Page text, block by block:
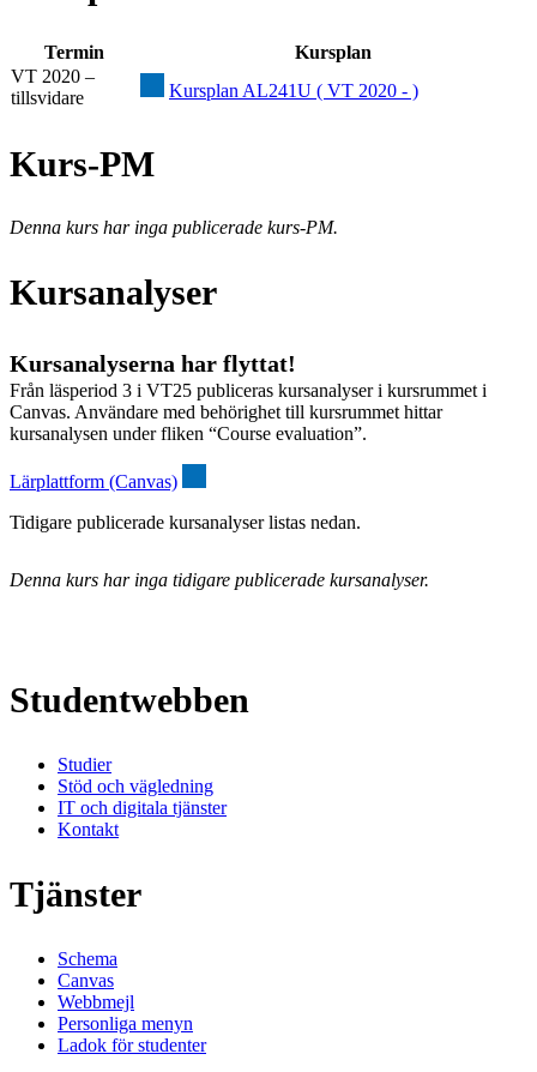
Termin
Kursplan
VT 2020 –
tillsvidare
Kursplan AL241U ( VT 2020 - )
Kurs-PM
Denna kurs har inga publicerade kurs-PM.
Kursanalyser
Kursanalyserna har flyttat!
Från läsperiod 3 i VT25 publiceras kursanalyser i kursrummet i
Canvas. Användare med behörighet till kursrummet hittar
kursanalysen under fliken “Course evaluation”.
Lärplattform (Canvas)
Tidigare publicerade kursanalyser listas nedan.
Denna kurs har inga tidigare publicerade kursanalyser.
Studentwebben
Studier
Stöd och vägledning
IT och digitala tjänster
Kontakt
Tjänster
Schema
Canvas
Webbmejl
Personliga menyn
Ladok för studenter